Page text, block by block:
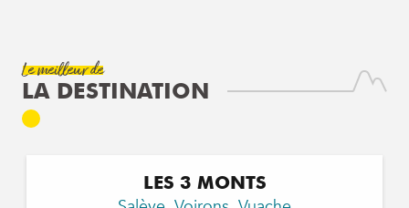
Le meilleur de
LA DESTINATION
LES 3 MONTS